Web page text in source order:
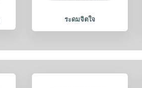
ระดมจิตใจ